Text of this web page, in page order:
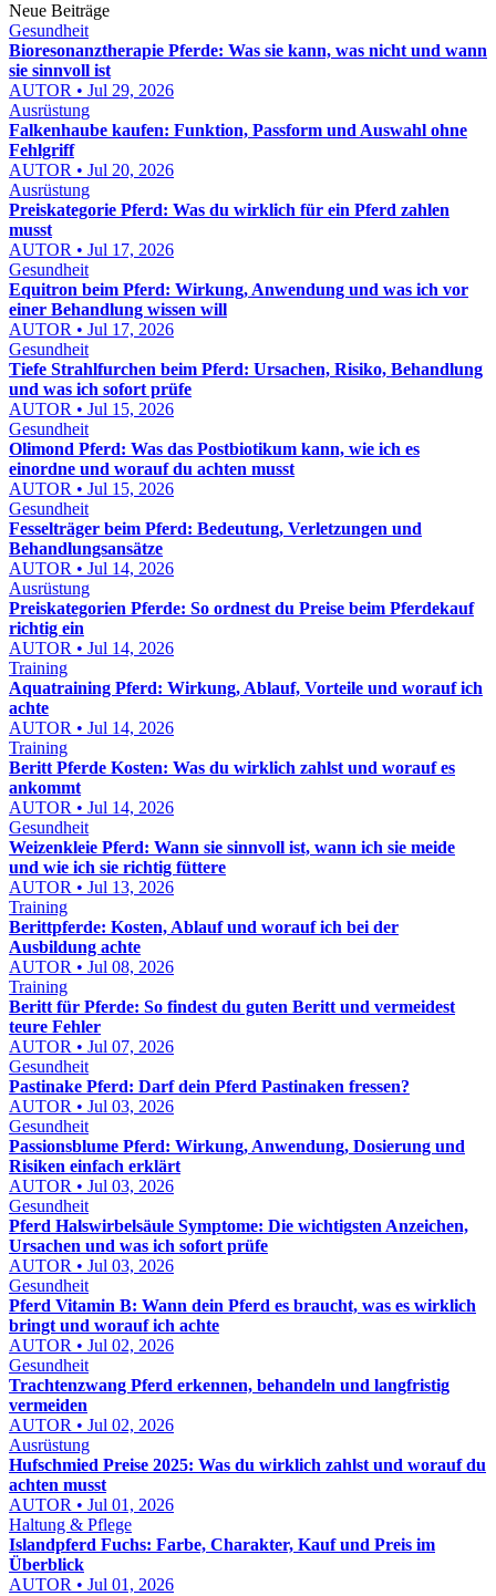
Neue Beiträge
Gesundheit
Bioresonanztherapie Pferde: Was sie kann, was nicht und wann
sie sinnvoll ist
AUTOR • Jul 29, 2026
Ausrüstung
Falkenhaube kaufen: Funktion, Passform und Auswahl ohne
Fehlgriff
AUTOR • Jul 20, 2026
Ausrüstung
Preiskategorie Pferd: Was du wirklich für ein Pferd zahlen
musst
AUTOR • Jul 17, 2026
Gesundheit
Equitron beim Pferd: Wirkung, Anwendung und was ich vor
einer Behandlung wissen will
AUTOR • Jul 17, 2026
Gesundheit
Tiefe Strahlfurchen beim Pferd: Ursachen, Risiko, Behandlung
und was ich sofort prüfe
AUTOR • Jul 15, 2026
Gesundheit
Olimond Pferd: Was das Postbiotikum kann, wie ich es
einordne und worauf du achten musst
AUTOR • Jul 15, 2026
Gesundheit
Fesselträger beim Pferd: Bedeutung, Verletzungen und
Behandlungsansätze
AUTOR • Jul 14, 2026
Ausrüstung
Preiskategorien Pferde: So ordnest du Preise beim Pferdekauf
richtig ein
AUTOR • Jul 14, 2026
Training
Aquatraining Pferd: Wirkung, Ablauf, Vorteile und worauf ich
achte
AUTOR • Jul 14, 2026
Training
Beritt Pferde Kosten: Was du wirklich zahlst und worauf es
ankommt
AUTOR • Jul 14, 2026
Gesundheit
Weizenkleie Pferd: Wann sie sinnvoll ist, wann ich sie meide
und wie ich sie richtig füttere
AUTOR • Jul 13, 2026
Training
Berittpferde: Kosten, Ablauf und worauf ich bei der
Ausbildung achte
AUTOR • Jul 08, 2026
Training
Beritt für Pferde: So findest du guten Beritt und vermeidest
teure Fehler
AUTOR • Jul 07, 2026
Gesundheit
Pastinake Pferd: Darf dein Pferd Pastinaken fressen?
AUTOR • Jul 03, 2026
Gesundheit
Passionsblume Pferd: Wirkung, Anwendung, Dosierung und
Risiken einfach erklärt
AUTOR • Jul 03, 2026
Gesundheit
Pferd Halswirbelsäule Symptome: Die wichtigsten Anzeichen,
Ursachen und was ich sofort prüfe
AUTOR • Jul 03, 2026
Gesundheit
Pferd Vitamin B: Wann dein Pferd es braucht, was es wirklich
bringt und worauf ich achte
AUTOR • Jul 02, 2026
Gesundheit
Trachtenzwang Pferd erkennen, behandeln und langfristig
vermeiden
AUTOR • Jul 02, 2026
Ausrüstung
Hufschmied Preise 2025: Was du wirklich zahlst und worauf du
achten musst
AUTOR • Jul 01, 2026
Haltung & Pflege
Islandpferd Fuchs: Farbe, Charakter, Kauf und Preis im
Überblick
AUTOR • Jul 01, 2026